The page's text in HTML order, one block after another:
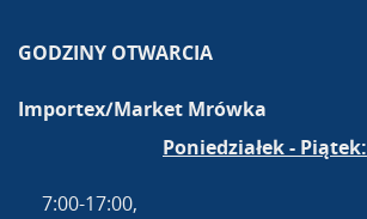
GODZINY OTWARCIA
Importex/Market Mrówka
Poniedziałek - Piątek:
7:00-17:00,